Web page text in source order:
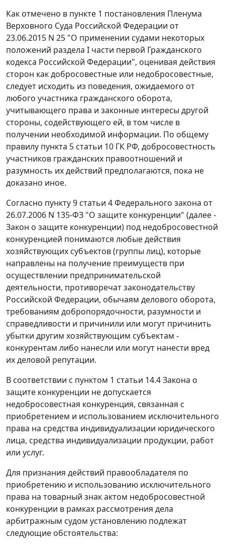
Как отмечено в пункте 1 постановления Пленума
Верховного Суда Российской Федерации от
23.06.2015 N 25 "О применении судами некоторых
положений раздела I части первой Гражданского
кодекса Российской Федерации", оценивая действия
сторон как добросовестные или недобросовестные,
следует исходить из поведения, ожидаемого от
любого участника гражданского оборота,
учитывающего права и законные интересы другой
стороны, содействующего ей, в том числе в
получении необходимой информации. По общему
правилу пункта 5 статьи 10 ГК РФ, добросовестность
участников гражданских правоотношений и
разумность их действий предполагаются, пока не
доказано иное.
Согласно пункту 9 статьи 4 Федерального закона от
26.07.2006 N 135-ФЗ "О защите конкуренции" (далее -
Закон о защите конкуренции) под недобросовестной
конкуренцией понимаются любые действия
хозяйствующих субъектов (группы лиц), которые
направлены на получение преимуществ при
осуществлении предпринимательской
деятельности, противоречат законодательству
Российской Федерации, обычаям делового оборота,
требованиям добропорядочности, разумности и
справедливости и причинили или могут причинить
убытки другим хозяйствующим субъектам -
конкурентам либо нанесли или могут нанести вред
их деловой репутации.
В соответствии с пунктом 1 статьи 14.4 Закона о
защите конкуренции не допускается
недобросовестная конкуренция, связанная с
приобретением и использованием исключительного
права на средства индивидуализации юридического
лица, средства индивидуализации продукции, работ
или услуг.
Для признания действий правообладателя по
приобретению и использованию исключительного
права на товарный знак актом недобросовестной
конкуренции в рамках рассмотрения дела
арбитражным судом установлению подлежат
следующие обстоятельства: